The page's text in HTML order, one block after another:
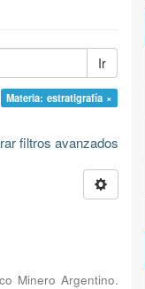
Ir
Materia: estratigrafía ×
filtros avanzados
Minero Argentino.